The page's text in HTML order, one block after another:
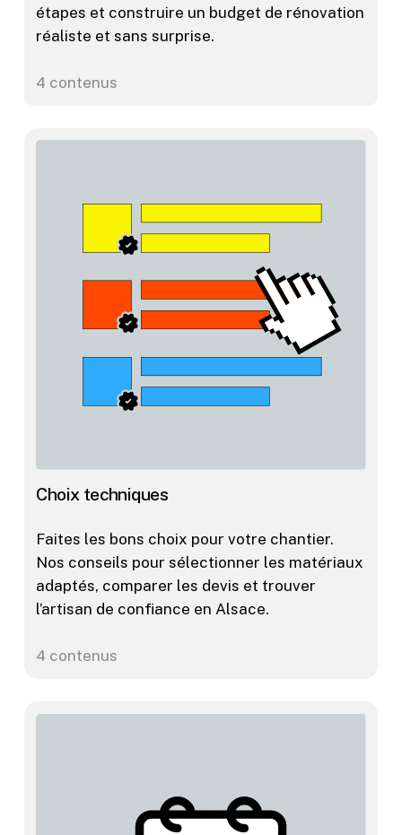
étapes et construire un budget de rénovation
réaliste et sans surprise.
4 contenus
Choix techniques
Faites les bons choix pour votre chantier.
Nos conseils pour sélectionner les matériaux
adaptés, comparer les devis et trouver
l’artisan de confiance en Alsace.
4 contenus